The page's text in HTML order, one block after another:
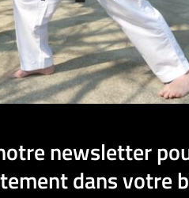
newsletter
dans votre